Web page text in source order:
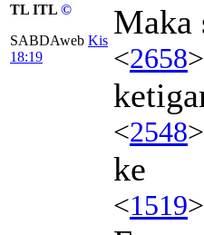
TL ITL ©
SABDAweb Kis
18:19
Maka
<2658>
<2548>
ke
<1519>